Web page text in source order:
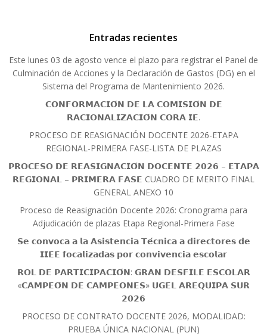
Entradas recientes
Este lunes 03 de agosto vence el plazo para registrar el Panel de
Culminación de Acciones y la Declaración de Gastos (DG) en el
Sistema del Programa de Mantenimiento 2026.
𝗖𝗢𝗡𝗙𝗢𝗥𝗠𝗔𝗖𝗜𝗢́𝗡 𝗗𝗘 𝗟𝗔 𝗖𝗢𝗠𝗜𝗦𝗜𝗢́𝗡 𝗗𝗘
𝗥𝗔𝗖𝗜𝗢𝗡𝗔𝗟𝗜𝗭𝗔𝗖𝗜𝗢́𝗡 𝗖𝗢𝗥𝗔 𝗜𝗘.
PROCESO DE REASIGNACIÓN DOCENTE 2026-ETAPA
REGIONAL-PRIMERA FASE-LISTA DE PLAZAS
𝗣𝗥𝗢𝗖𝗘𝗦𝗢 𝗗𝗘 𝗥𝗘𝗔𝗦𝗜𝗚𝗡𝗔𝗖𝗜𝗢́𝗡 𝗗𝗢𝗖𝗘𝗡𝗧𝗘 𝟮𝟬𝟮𝟲 – 𝗘𝗧𝗔𝗣𝗔
𝗥𝗘𝗚𝗜𝗢𝗡𝗔𝗟 – 𝗣𝗥𝗜𝗠𝗘𝗥𝗔 𝗙𝗔𝗦𝗘 CUADRO DE MERITO FINAL
GENERAL ANEXO 10
Proceso de Reasignación Docente 2026: Cronograma para
Adjudicación de plazas Etapa Regional-Primera Fase
𝗦𝗲 𝗰𝗼𝗻𝘃𝗼𝗰𝗮 𝗮 𝗹𝗮 𝗔𝘀𝗶𝘀𝘁𝗲𝗻𝗰𝗶𝗮 𝗧𝗲́𝗰𝗻𝗶𝗰𝗮 𝗮 𝗱𝗶𝗿𝗲𝗰𝘁𝗼𝗿𝗲𝘀 𝗱𝗲
𝗜𝗜𝗘𝗘 𝗳𝗼𝗰𝗮𝗹𝗶𝘇𝗮𝗱𝗮𝘀 𝗽𝗼𝗿 𝗰𝗼𝗻𝘃𝗶𝘃𝗲𝗻𝗰𝗶𝗮 𝗲𝘀𝗰𝗼𝗹𝗮𝗿
𝗥𝗢𝗟 𝗗𝗘 𝗣𝗔𝗥𝗧𝗜𝗖𝗜𝗣𝗔𝗖𝗜𝗢́𝗡: 𝗚𝗥𝗔𝗡 𝗗𝗘𝗦𝗙𝗜𝗟𝗘 𝗘𝗦𝗖𝗢𝗟𝗔𝗥
«𝗖𝗔𝗠𝗣𝗘𝗢́𝗡 𝗗𝗘 𝗖𝗔𝗠𝗣𝗘𝗢𝗡𝗘𝗦» 𝗨𝗚𝗘𝗟 𝗔𝗥𝗘𝗤𝗨𝗜𝗣𝗔 𝗦𝗨𝗥
𝟮𝟬𝟮𝟲
PROCESO DE CONTRATO DOCENTE 2026, MODALIDAD:
PRUEBA ÚNICA NACIONAL (PUN)